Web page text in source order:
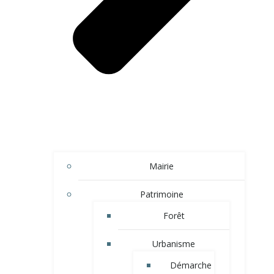
Mairie
Patrimoine
Forêt
Urbanisme
Démarche